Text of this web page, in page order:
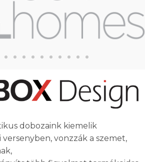
dobozaink kiemelik
vonzzák a szemet,